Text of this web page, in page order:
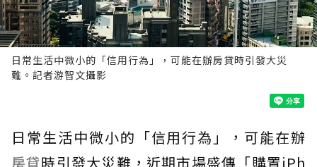
日常生活中微小的「信用行為」，可能在辦房貸時引發大災
難。記者游智文攝影
日常生活中微小的「信用行為」，可能在辦
房貸時引發大災難，近期市場盛傳「購置iPh